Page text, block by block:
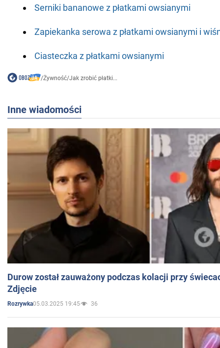
Serniki bananowe z płatkami owsianymi
Zapiekanka serowa z płatkami owsianymi i
Ciasteczka z płatkami owsianymi
/Żywność/Jak zrobić płatki...
Inne wiadomości
Durow został zauważony podczas kolacji przy
Zdjęcie
Rozrywka05.03.2025 19:45 36